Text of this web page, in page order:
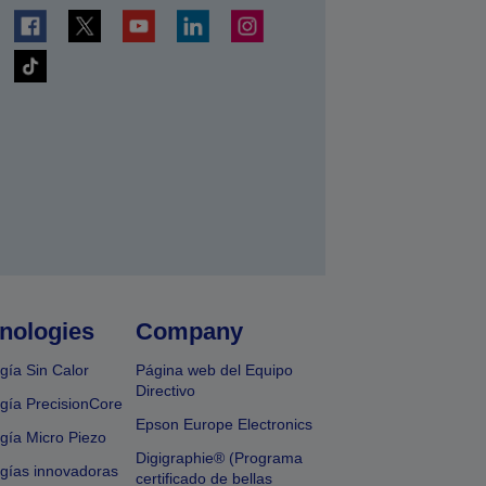
Sin Calor
PrecisionCore
Micro Piezo
innovadoras
Company
Página web del Equipo
Directivo
Epson Europe Electronics
Digigraphie® (Programa
certificado de bellas